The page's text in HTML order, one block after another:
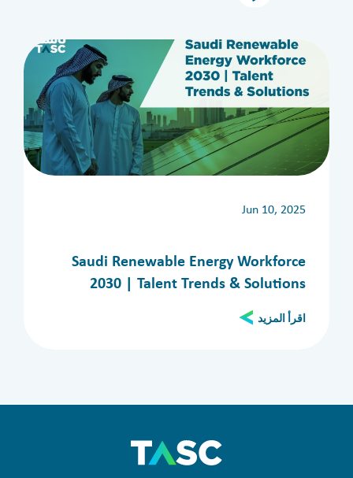
الأرشيف
المدراء Aviation
تقنية المعلومات
المملكة العربية السعودية
invest in Saudi Arabia
Jun 10, 2025
Saudi Renewable Energy Workforce
2030 | Talent Trends & Solutions
اقرأ المزيد